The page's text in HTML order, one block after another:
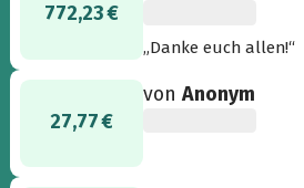
772,23 €
„Danke euch allen!“
27,77 €
vonAnonym